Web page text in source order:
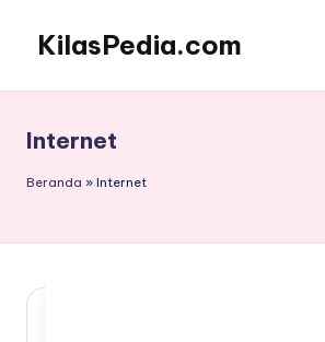
content
KilasPedia.com
Terdepan
Internet
Beranda » Internet